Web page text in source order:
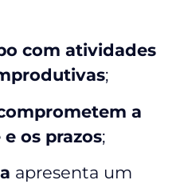
com atividades
;
a
os prazos;
apresenta um